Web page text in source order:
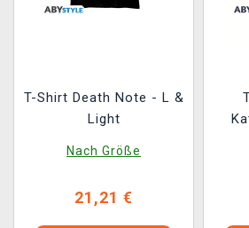
T-Shirt Death Note - L &
Light
Nach Größe
21,21 €